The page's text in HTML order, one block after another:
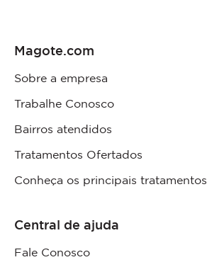
Magote.com
Sobre a empresa
Trabalhe Conosco
Bairros atendidos
Tratamentos Ofertados
Conheça os principais tratamentos
Central de ajuda
Fale Conosco